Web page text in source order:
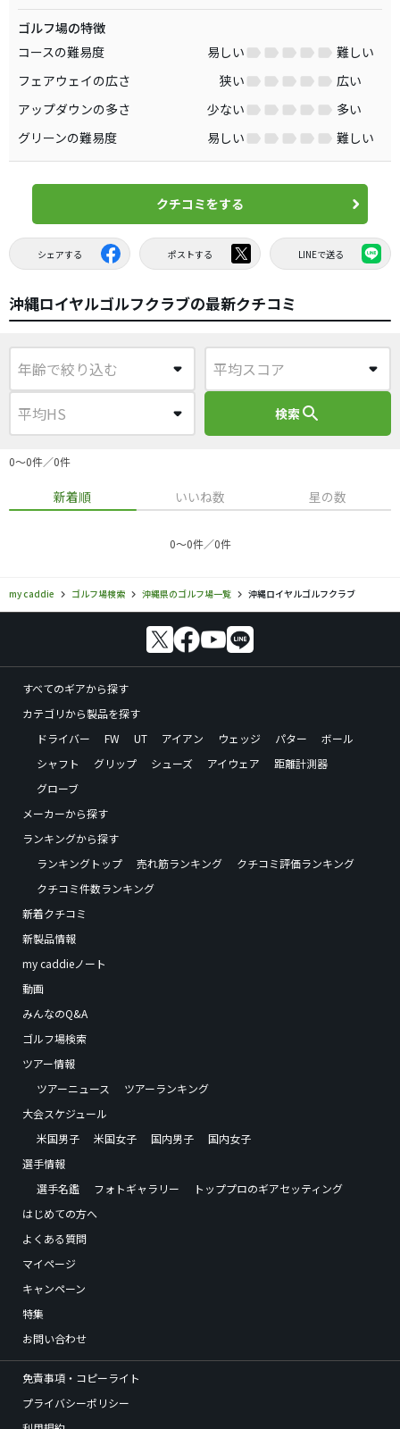
ゴルフ場の特徴
コースの難易度
易しい
難しい
フェアウェイの広さ
狭い
広い
アップダウンの多さ
少ない
多い
グリーンの難易度
易しい 難しい
クチコミをする
シェアする ポストする LINEで送る
沖縄ロイヤルゴルフクラブの最新クチコミ
検索search
0〜0件／0件
新着順 いいね数 星の数
0〜0件／0件
my caddie ゴルフ場検索 沖縄県のゴルフ場一覧 沖縄ロイヤルゴルフクラブ
すべてのギアから探す
カテゴリから製品を探す
ドライバー
FW UT アイアン ウェッジ パター
ボール
シャフト
グリップ シューズ アイウェア
距離計測器
グローブ
メーカーから探す
ランキングから探す
ランキングトップ
売れ筋ランキング
クチコミ評価ランキング
クチコミ件数ランキング
新着クチコミ
新製品情報
my caddieノート
動画
みんなのQ&A
ゴルフ場検索
ツアー情報
ツアーニュース
ツアーランキング
大会スケジュール
米国男子
米国女子 国内男子
国内女子
選手情報
選手名鑑
フォトギャラリー
トッププロのギアセッティング
はじめての方へ
よくある質問
マイページ
キャンペーン
特集
お問い合わせ
免責事項・コピーライト
プライバシーポリシー